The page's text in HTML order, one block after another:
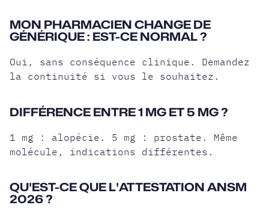
MON PHARMACIEN CHANGE DE
GÉNÉRIQUE : EST-CE NORMAL ?
Oui, sans conséquence clinique. Demandez
la continuité si vous le souhaitez.
DIFFÉRENCE ENTRE 1 MG ET 5 MG ?
1 mg : alopécie. 5 mg : prostate. Même
molécule, indications différentes.
QU'EST-CE QUE L'ATTESTATION ANSM
2026 ?